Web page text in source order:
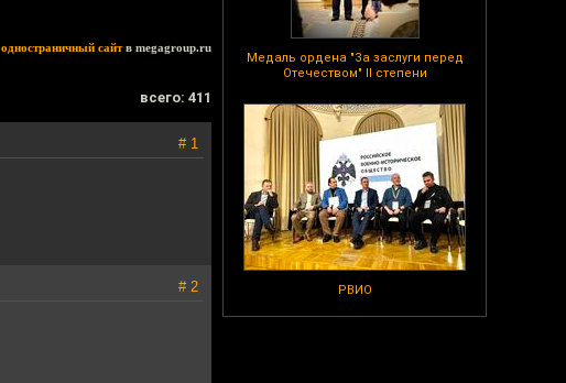
Медаль ордена "За заслуги перед
Отечеством" II степени
РВИО
одностраничный сайтв megagroup.ru
всего: 411
# 1
# 2